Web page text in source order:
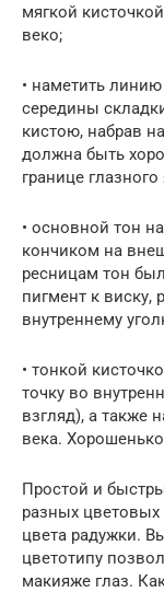
мягкой
веко;
• наметить
середины
кистою, набрав
должна быть
границе глазного
• основной тон
кончиком на
ресницам тон
пигмент к виску,
внутреннему
• тонкой
точку во
взгляд), а также
века.
Простой и
разных
цвета радужки.
цветотипу
макияже глаз.